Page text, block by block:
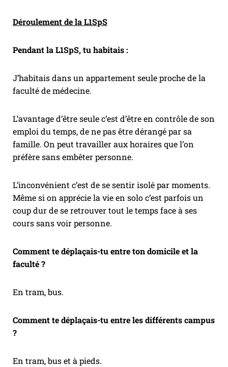
Déroulement de la L1SpS
Pendant la L1SpS, tu habitais :
J’habitais dans un appartement seule proche de la
faculté de médecine.
L’avantage d’être seule c’est d’être en contrôle de son
emploi du temps, de ne pas être dérangé par sa
famille. On peut travailler aux horaires que l’on
préfère sans embêter personne.
L’inconvénient c’est de se sentir isolé par moments.
Même si on apprécie la vie en solo c’est parfois un
coup dur de se retrouver tout le temps face à ses
cours sans voir personne.
Comment te déplaçais-tu entre ton domicile et la
faculté ?
En tram, bus.
Comment te déplaçais-tu entre les différents campus
?
En tram, bus et à pieds.